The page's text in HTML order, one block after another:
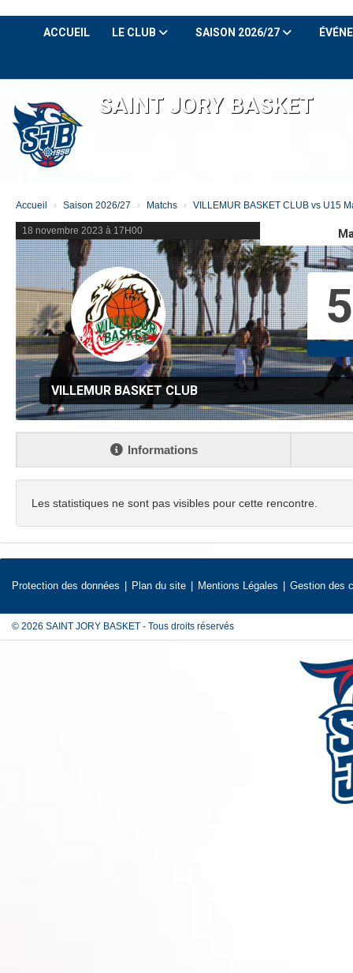
ACCUEIL LE CLUB SAISON 2026/27
SAINT JORY BASKET
Accueil Saison 2026/27 Matchs VILLEMUR BASKET CLUB vs U15
18 novembre 2023 à 17H00
VILLEMUR BASKET CLUB
Informations
Les statistiques ne sont pas visibles pour cette rencontre.
Protection des données Plan du site Mentions Légales Gestion des
© 2026 SAINT JORY BASKET - Tous droits réservés